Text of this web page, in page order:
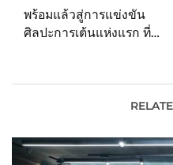
พร้อมแล้วสู่การแข่งขัน
ศิลปะการเต้นแห่งแรก ที่คง
“CSTD Thailand Dance
Grand Prix ครั้งที่ 10” 26